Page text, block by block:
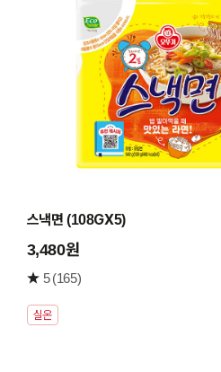
스낵면 (108GX5)
3,480원
5 (165)
실온